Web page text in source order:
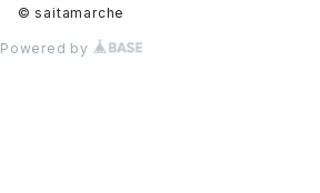
© saitamarche
Powered by